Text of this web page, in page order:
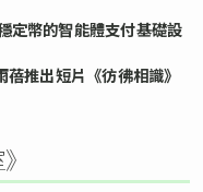
幣的智能體支付基礎設
推出短片《彷彿相識》